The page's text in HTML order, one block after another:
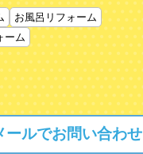
お風呂リフォーム
ーム
ールでお問い合わせ